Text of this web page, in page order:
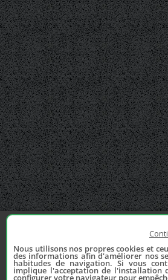
Nous utilisons nos propres cookies et
des informations afin d'améliorer nos
habitudes de navigation. Si vous
implique l'acceptation de l'installation
configurer votre navigateur pour